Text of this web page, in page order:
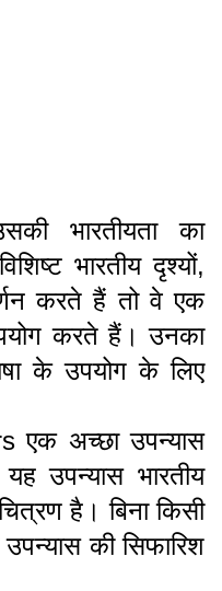
भारतीयता का
भारतीय दृश्यों,
करते हैं तो वे एक
करते हैं। उनका
के उपयोग के लिए
एक अच्छा उपन्यास
उपन्यास भारतीय
है। बिना किसी
की सिफारिश